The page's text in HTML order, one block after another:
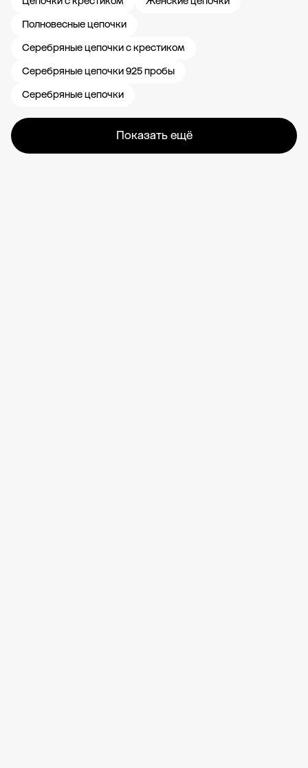
Полновесные цепочки
Серебряные цепочки с крестиком
Серебряные цепочки 925 пробы
Серебряные цепочки
Показать ещё